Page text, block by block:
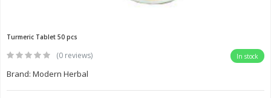
Turmeric Tablet 50 pcs
(0 reviews) In stock
Brand: Modern Herbal